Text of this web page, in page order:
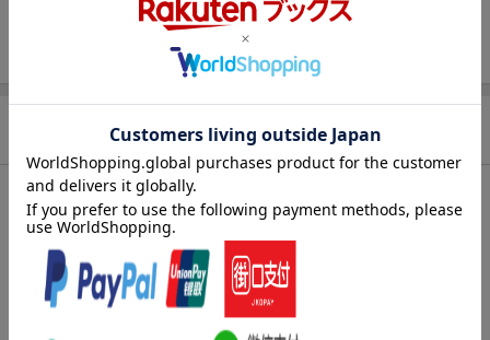
(株)ウルトラ・ヴァイヴ
12(アルバム)
NLSBC-4
洋題 MITERUYO
商品説明
収録曲
[Disc1]
『ミテルヨ』／CD
アーティスト：Spinna B-ILL & Home Grown